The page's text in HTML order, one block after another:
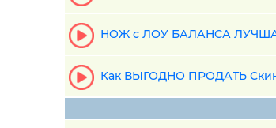
НОЖ с ЛОУ БАЛАНСА
Как ВЫГОДНО ПРОДАТЬ